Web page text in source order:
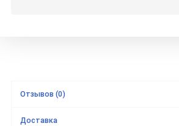
Отзывов (0)
Доставка